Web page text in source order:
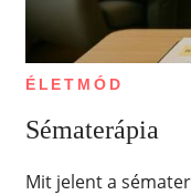
ÉLETMÓD
Sématerápia
Mit jelent a